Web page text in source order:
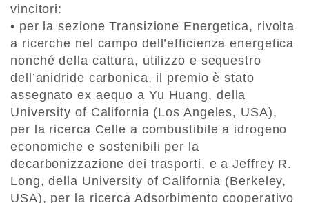
vincitori:
• per la sezione Transizione Energetica, rivolta
a ricerche nel campo dell’efficienza energetica
nonché della cattura, utilizzo e sequestro
dell’anidride carbonica, il premio è stato
assegnato ex aequo a Yu Huang, della
University of California (Los Angeles, USA),
per la ricerca Celle a combustibile a idrogeno
economiche e sostenibili per la
decarbonizzazione dei trasporti, e a Jeffrey R.
Long, della University of California (Berkeley,
USA), per la ricerca Adsorbimento cooperativo